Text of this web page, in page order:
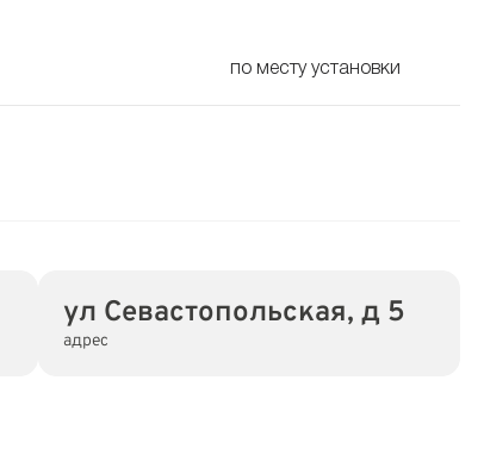
по месту установки
ул Севастопольская, д 5
адрес